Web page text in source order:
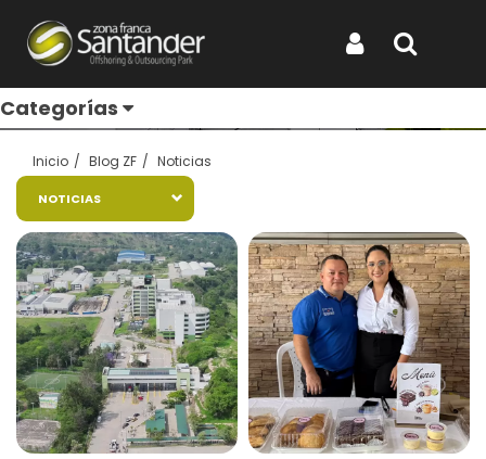
Categorías
Entérate de todo
Inicio Blog ZF Noticias
NOTICIAS
Ver más Ver más